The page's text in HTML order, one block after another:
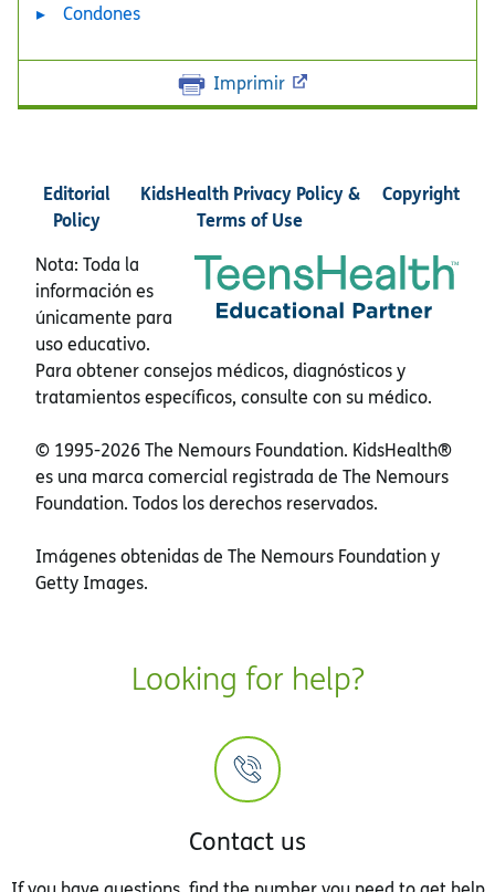
Condones
Imprimir
Editorial
Policy
KidsHealth Privacy Policy &
Terms of Use
Copyright
Nota: Toda la
información es
únicamente para
uso educativo.
Para obtener consejos médicos, diagnósticos y
tratamientos específicos, consulte con su médico.
© 1995-2026 The Nemours Foundation. KidsHealth®
es una marca comercial registrada de The Nemours
Foundation. Todos los derechos reservados.
Imágenes obtenidas de The Nemours Foundation y
Getty Images.
Looking for help?
Contact us